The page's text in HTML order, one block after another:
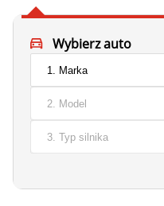
Wybierz auto